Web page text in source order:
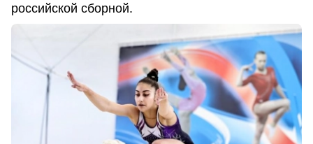
российской сборной.